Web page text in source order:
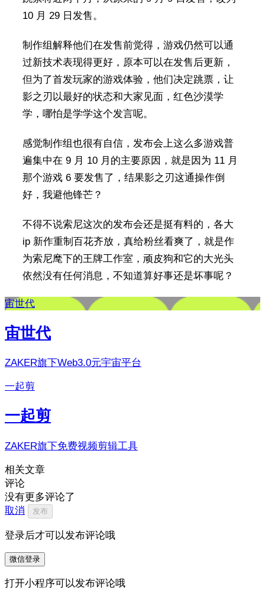
10 月 29 日发售。
制作组解释他们在发售前觉得，游戏仍然可以通
过新技术表现得更好，原本可以在发售后更新，
但为了首发玩家的游戏体验，他们决定跳票，让
影之刃以最好的状态和大家见面，红色沙漠学
学，哪怕是学学这个发言呢。
感觉制作组也很有自信，发布会上这么多游戏普
遍集中在 9 月 10 月的主要原因，就是因为 11 月
那个游戏 6 要发售了，结果影之刃这通操作倒
好，我避他锋芒？
不得不说索尼这次的发布会还是挺有料的，各大
ip 新作重制百花齐放，真给粉丝看爽了，就是作
为索尼麾下的王牌工作室，顽皮狗和它的大光头
依然没有任何消息，不知道算好事还是坏事呢？
宙世代
宙世代
ZAKER旗下Web3.0元宇宙平台
一起剪
一起剪
ZAKER旗下免费视频剪辑工具
相关文章
评论
没有更多评论了
取消
发布
登录后才可以发布评论哦
微信登录
打开小程序可以发布评论哦